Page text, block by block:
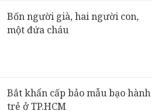
Bốn người già, hai người con,
một đứa cháu
Bắt khẩn cấp bảo mẫu bạo hành
trẻ ở TP.HCM